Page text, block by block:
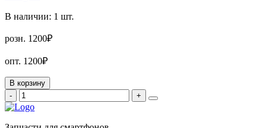
В наличии: 1 шт.
розн. 1200₽
опт. 1200₽
В корзину
-
+